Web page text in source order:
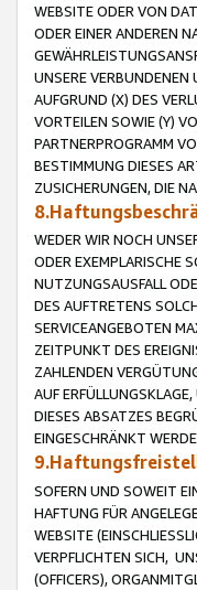
WEBSITE ODER VON
ODER EINER ANDEREN
UNSERE
AUFGRUND (X) DES
VORTEILEN SOWIE (Y)
PARTNERPROGRAMM
BESTIMMUNG DIESES
ZUSICHERUNGEN, DIE
WEDER WIR NOCH
ODER EXEMPLARISCHE
NUTZUNGSAUSFALL
DES AUFTRETENS
SERVICEANGEBOTEN
ZEITPUNKT DES
ZAHLENDEN
AUF
DIESES ABSATZES
EINGESCHRÄNKT
SOFERN UND SOWEIT
HAFTUNG FÜR
WEBSITE
VERPFLICHTEN SICH,
(OFFICERS),